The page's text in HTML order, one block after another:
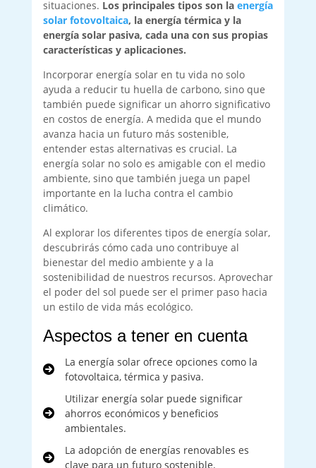
situaciones. Los principales tipos son la energía
solar fotovoltaica, la energía térmica y la
energía solar pasiva, cada una con sus propias
características y aplicaciones.
Incorporar energía solar en tu vida no solo
ayuda a reducir tu huella de carbono, sino que
también puede significar un ahorro significativo
en costos de energía. A medida que el mundo
avanza hacia un futuro más sostenible,
entender estas alternativas es crucial. La
energía solar no solo es amigable con el medio
ambiente, sino que también juega un papel
importante en la lucha contra el cambio
climático.
Al explorar los diferentes tipos de energía solar,
descubrirás cómo cada uno contribuye al
bienestar del medio ambiente y a la
sostenibilidad de nuestros recursos. Aprovechar
el poder del sol puede ser el primer paso hacia
un estilo de vida más ecológico.
Aspectos a tener en cuenta
La energía solar ofrece opciones como la
fotovoltaica, térmica y pasiva.
Utilizar energía solar puede significar
ahorros económicos y beneficios
ambientales.
La adopción de energías renovables es
clave para un futuro sostenible.